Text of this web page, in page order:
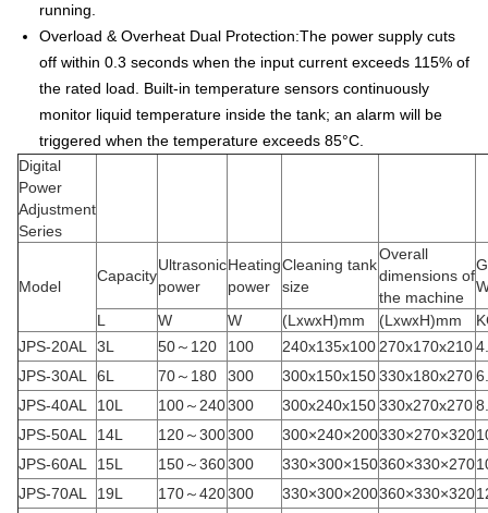
running.
Overload & Overheat Dual Protection:The power supply cuts
off within 0.3 seconds when the input current exceeds 115% of
the rated load. Built-in temperature sensors continuously
monitor liquid temperature inside the tank; an alarm will be
triggered when the temperature exceeds 85°C.
Digital
Power
Adjustment
Series
Model
Capacity
Ultrasonic
power
Heating
power
Cleaning tank
size
Overall
dimensions of
the machine
L
W W (LⅹwⅹH)mm (LⅹwⅹH)mm
JPS-20AL
3L 50～120 100 240x135x100 270x170x210
JPS-30AL
6L 70～180 300 300x150x150330x180x270
JPS-40AL
10L 100～240300 300x240x150330x270x270
JPS-50AL
14L 120～300300 300×240×200330×270×320
JPS-60AL
15L 150～360300 330×300×150360×330×270
JPS-70AL
19L 170～420300 330×300×200360×330×320